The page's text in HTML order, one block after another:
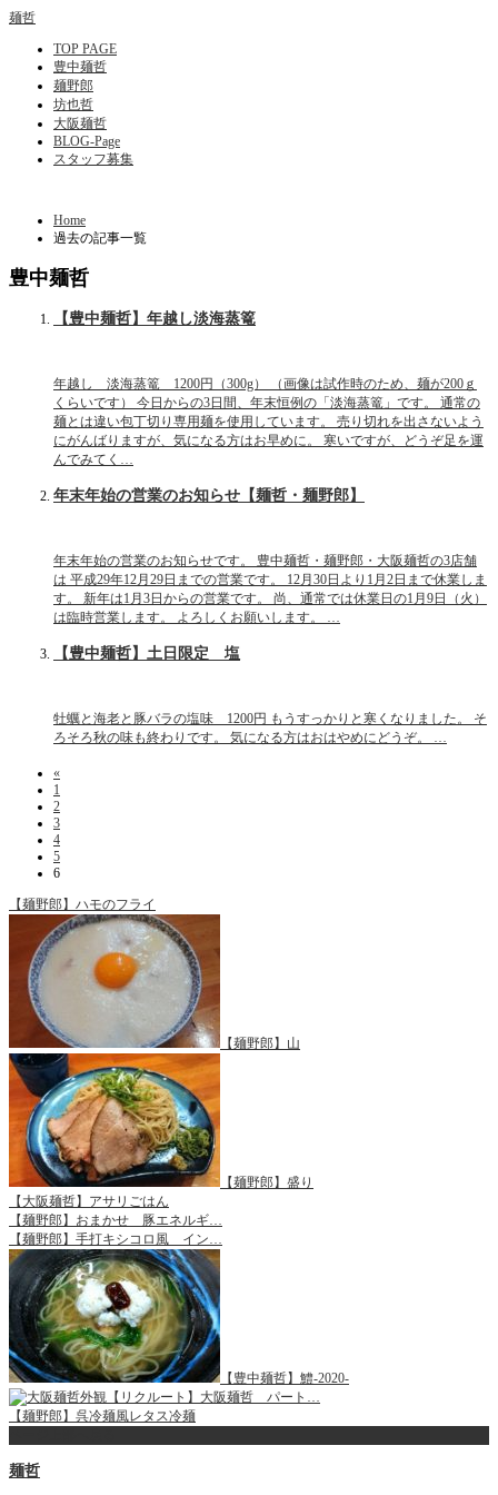
麺哲
TOP PAGE
豊中麺哲
麺野郎
坊也哲
大阪麺哲
BLOG-Page
スタッフ募集
Home
過去の記事一覧
豊中麺哲
【豊中麺哲】年越し淡海蒸篭
年越し 淡海蒸篭 1200円（300g） （画像は試作時のため、麺が200ｇ
くらいです） 今日からの3日間、年末恒例の「淡海蒸篭」です。 通常の
麺とは違い包丁切り専用麺を使用しています。 売り切れを出さないよう
にがんばりますが、気になる方はお早めに。 寒いですが、どうぞ足を運
んでみてく…
年末年始の営業のお知らせ【麺哲・麺野郎】
年末年始の営業のお知らせです。 豊中麺哲・麺野郎・大阪麺哲の3店舗
は 平成29年12月29日までの営業です。 12月30日より1月2日まで休業しま
す。 新年は1月3日からの営業です。 尚、通常では休業日の1月9日（火）
は臨時営業します。 よろしくお願いします。 …
【豊中麺哲】土日限定 塩
牡蠣と海老と豚バラの塩味 1200円 もうすっかりと寒くなりました。 そ
ろそろ秋の味も終わりです。 気になる方はおはやめにどうぞ。 …
«
1
2
3
4
5
6
【麺野郎】ハモのフライ
【麺野郎】山
【麺野郎】盛り
【大阪麺哲】アサリごはん
【麺野郎】おまかせ 豚エネルギ…
【麺野郎】手打キシコロ風 イン…
【豊中麺哲】鱧-2020-
【リクルート】大阪麺哲 パート…
【麺野郎】呉冷麺風レタス冷麺
麺哲